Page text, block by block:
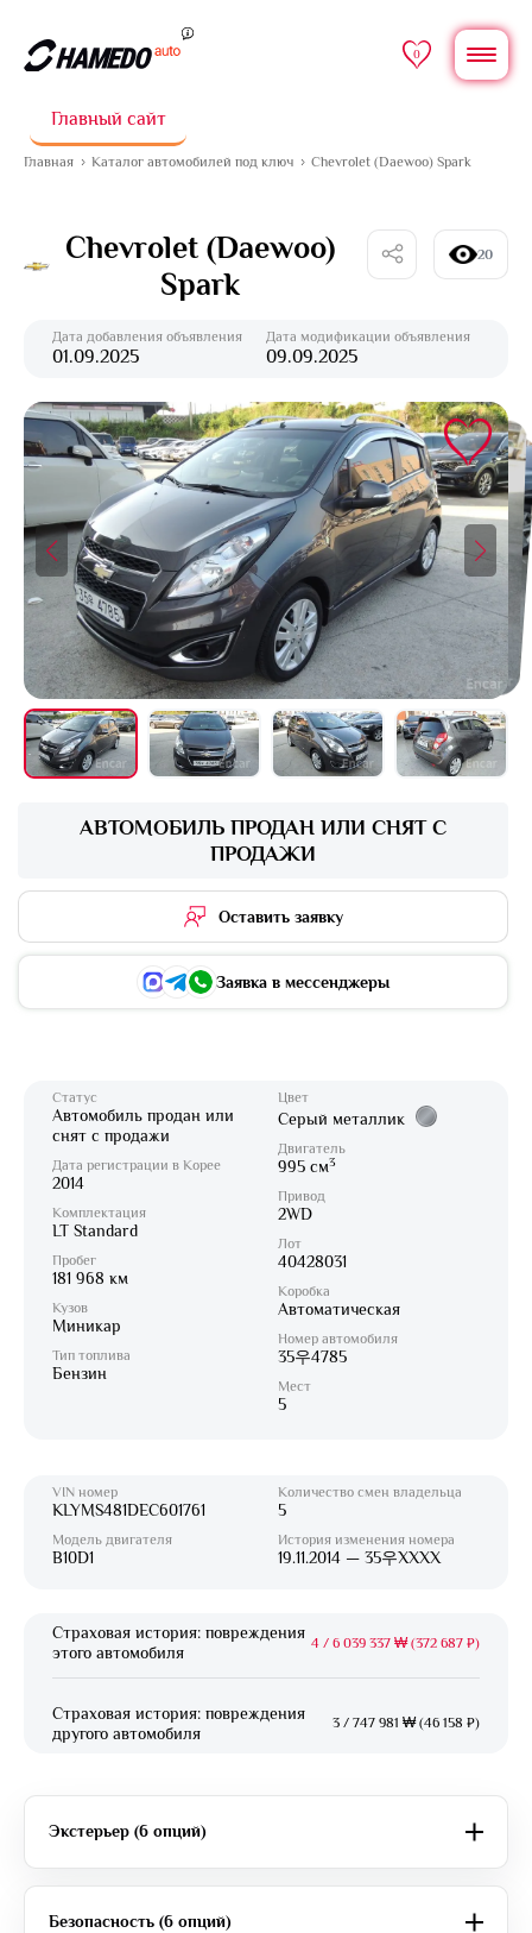
0
Главный сайт
Главная Каталог автомобилей под ключ Chevrolet (Daewoo) Spark
Chevrolet (Daewoo)
Spark
20
Дата добавления объявления
01.09.2025
Дата модификации объявления
09.09.2025
АВТОМОБИЛЬ ПРОДАН ИЛИ СНЯТ С
ПРОДАЖИ
Оставить заявку
Заявка в мессенджеры
Статус
Автомобиль продан или
снят с продажи
Дата регистрации в Корее
2014
Комплектация
LT Standard
Пробег
181 968 км
Кузов
Миникар
Тип топлива
Бензин
Цвет
Серый металлик
Двигатель
995 см3
Привод
2WD
Лот
40428031
Коробка
Автоматическая
Номер автомобиля
35우4785
Мест
5
VIN номер
KLYMS481DEC601761
Модель двигателя
B10D1
Количество смен владельца
5
История изменения номера
19.11.2014 — 35우XXXX
Страховая история: повреждения
этого автомобиля
4 / 6 039 337 ₩ (372 687 ₽)
Страховая история: повреждения
другого автомобиля
3 / 747 981 ₩ (46 158 ₽)
Экстерьер (6 опций)
Безопасность (6 опций)